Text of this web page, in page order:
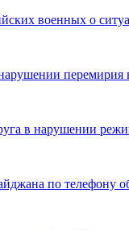
военных о
перемирия
в нарушении
по телефону